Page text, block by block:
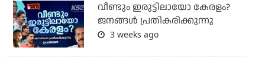
വീണ്ടും ഇരുട്ടിലായോ കേരളം?
ജനങ്ങൾ പ്രതികരിക്കുന്നു
3 weeks ago